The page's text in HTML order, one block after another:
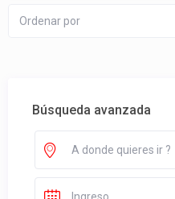
Ordenar por
Búsqueda avanzada